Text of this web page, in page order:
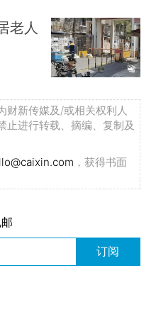
老人
财新传媒及/或相关权利人
止进行转载、摘编、复制及
，获得书面
订阅